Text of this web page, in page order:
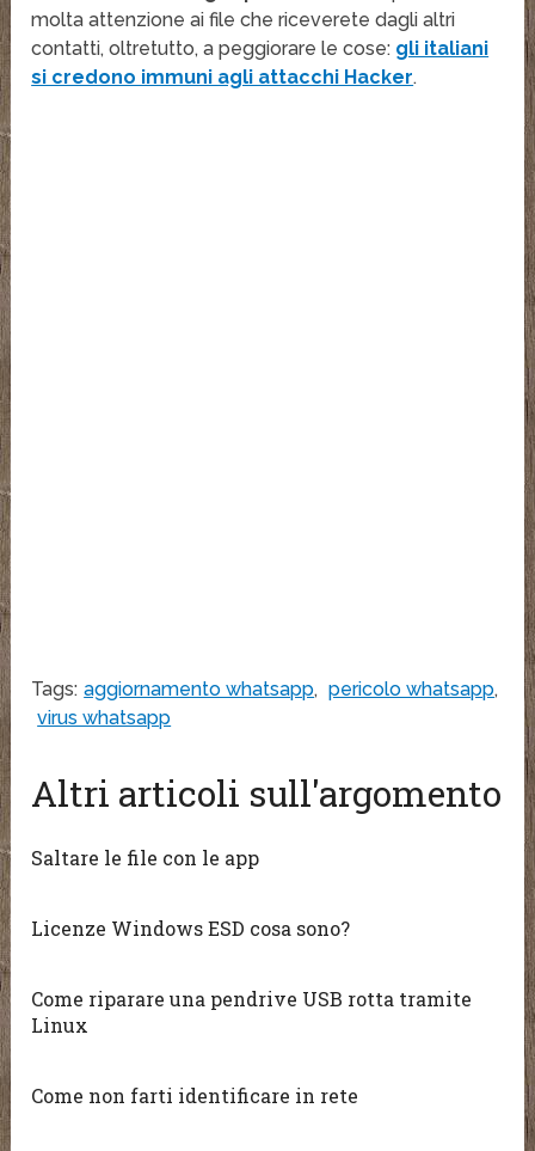
molta attenzione ai file che riceverete dagli altri
contatti, oltretutto, a peggiorare le cose: gli italiani
si credono immuni agli attacchi Hacker.
Tags: aggiornamento whatsapp, pericolo whatsapp,
virus whatsapp
Altri articoli sull'argomento
Saltare le file con le app
Licenze Windows ESD cosa sono?
Come riparare una pendrive USB rotta tramite
Linux
Come non farti identificare in rete